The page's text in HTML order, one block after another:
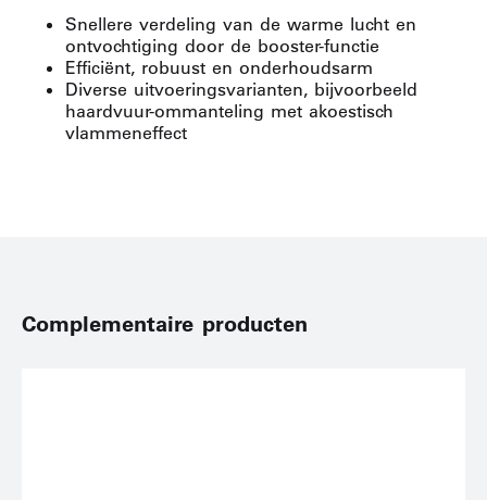
Snellere verdeling van de warme lucht en
ontvochtiging door de booster-functie
Efficiënt, robuust en onderhoudsarm
Diverse uitvoeringsvarianten, bijvoorbeeld
haardvuur-ommanteling met akoestisch
vlammeneffect
Complementaire producten